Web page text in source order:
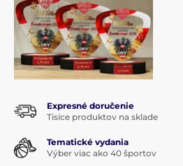
Expresné doručenie
Tisíce produktov na sklade
Tematické vydania
Výber viac ako 40 športov